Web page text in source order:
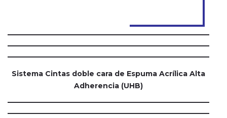
Sistema Cintas doble cara de Espuma Acrílica Alta
Adherencia (UHB)